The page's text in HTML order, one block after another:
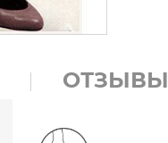
ОТЗЫВЫ